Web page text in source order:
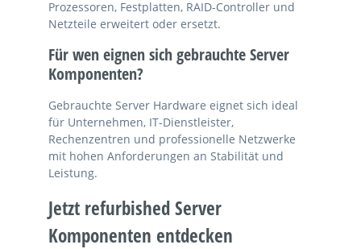
Prozessoren, Festplatten, RAID-Controller und
Netzteile erweitert oder ersetzt.
Für wen eignen sich gebrauchte Server
Komponenten?
Gebrauchte Server Hardware eignet sich ideal
für Unternehmen, IT-Dienstleister,
Rechenzentren und professionelle Netzwerke
mit hohen Anforderungen an Stabilität und
Leistung.
Jetzt refurbished Server
Komponenten entdecken